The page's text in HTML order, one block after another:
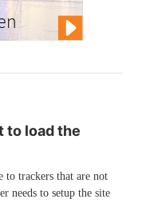
to load the
to trackers that are not
needs to setup the site